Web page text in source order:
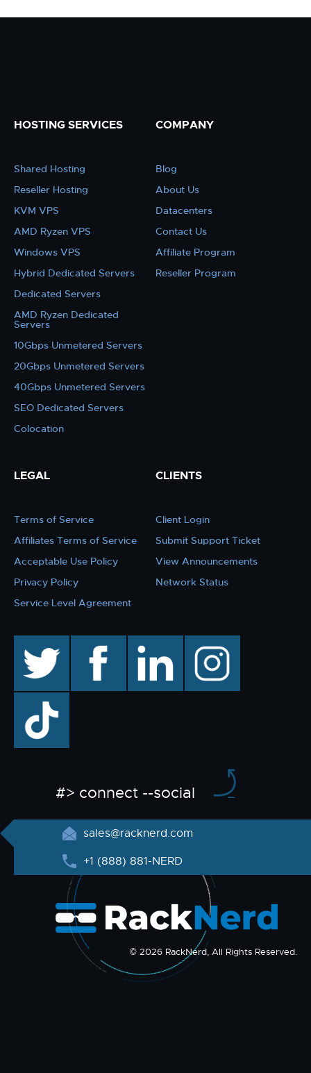
HOSTING SERVICES
Shared Hosting
Reseller Hosting
KVM VPS
AMD Ryzen VPS
Windows VPS
Hybrid Dedicated Servers
Dedicated Servers
AMD Ryzen Dedicated
Servers
10Gbps Unmetered Servers
20Gbps Unmetered Servers
40Gbps Unmetered Servers
SEO Dedicated Servers
Colocation
COMPANY
Blog
About Us
Datacenters
Contact Us
Affiliate Program
Reseller Program
LEGAL
Terms of Service
Affiliates Terms of Service
Acceptable Use Policy
Privacy Policy
Service Level Agreement
CLIENTS
Client Login
Submit Support Ticket
View Announcements
Network Status
facebook linkedin instagram
TikTok
#> connect --social
sales@racknerd.com
+1 (888) 881-NERD
© 2026 RackNerd, All Rights Reserved.